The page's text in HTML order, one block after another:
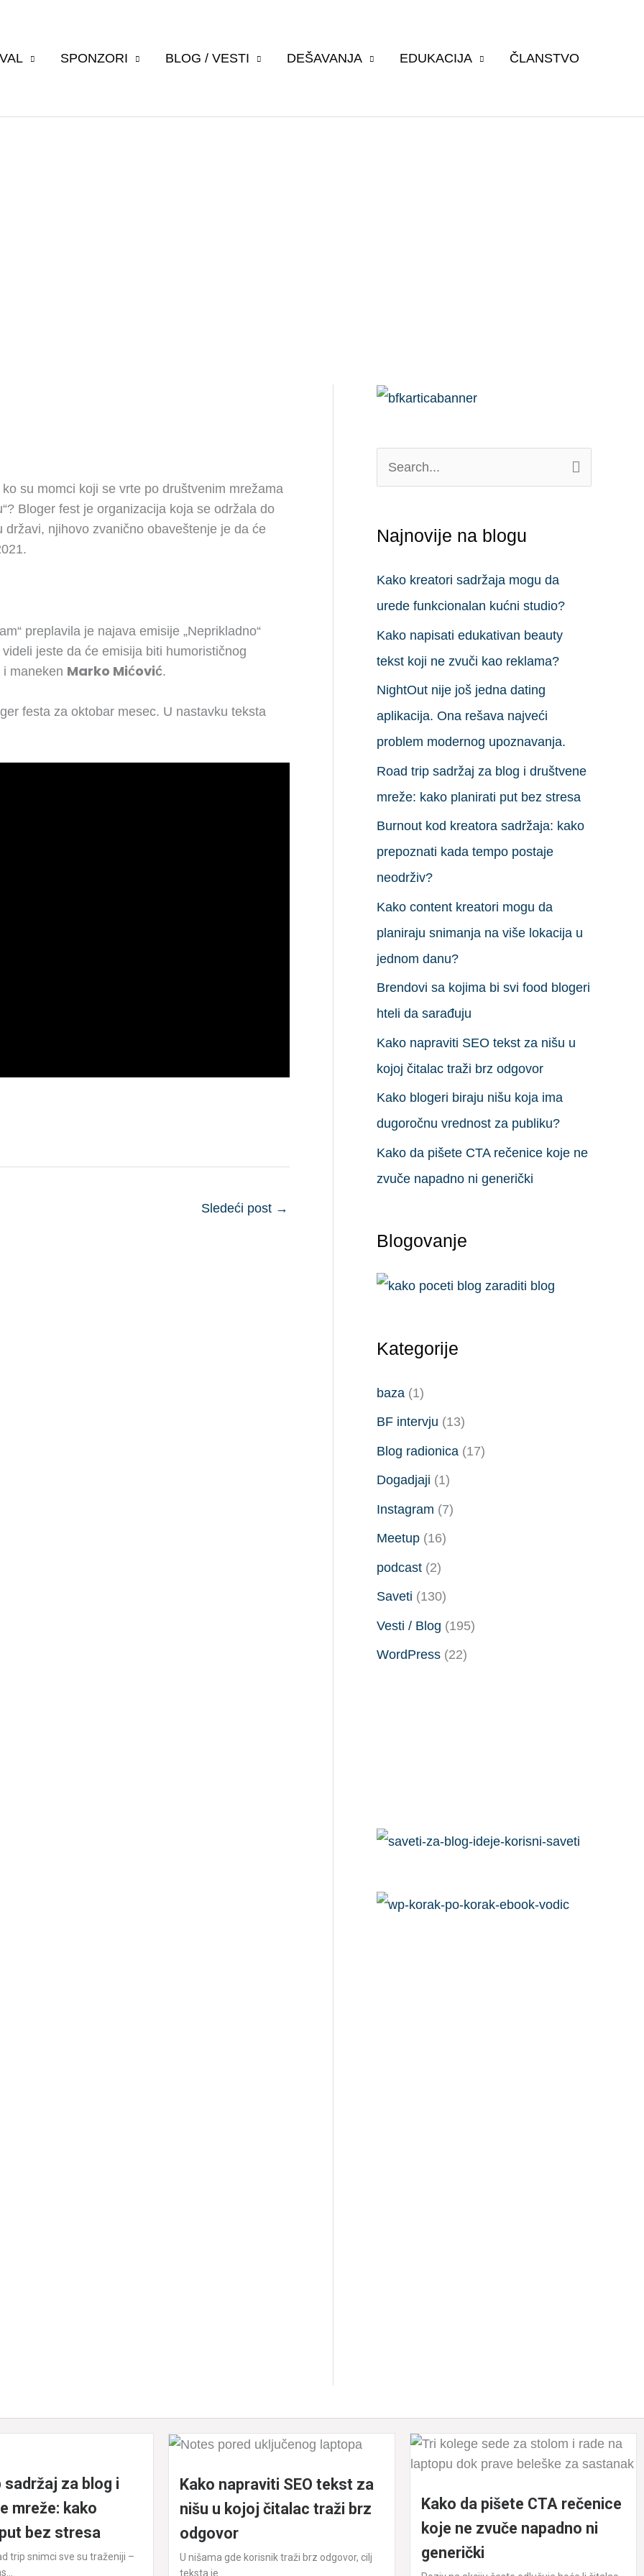
SPONZORI BLOG / VESTI DEŠAVANJA EDUKACIJA ČLANSTVO
su momci koji se vrte po društvenim mrežama
Bloger fest je organizacija koja se održala do
njihovo zvanično obaveštenje je da će
preplavila je najava emisije „Neprikladno“
jeste da će emisija biti humorističnog
i maneken Marko Mićović.
festa za oktobar mesec. U nastavku teksta
Sledeći post →
р
а
Najnovije na blogu
Kako kreatori sadržaja mogu da
urede funkcionalan kućni studio?
Kako napisati edukativan beauty
tekst koji ne zvuči kao reklama?
NightOut nije još jedna dating
aplikacija. Ona rešava najveći
problem modernog upoznavanja.
Road trip sadržaj za blog i društvene
mreže: kako planirati put bez stresa
Burnout kod kreatora sadržaja: kako
prepoznati kada tempo postaje
neodrživ?
Kako content kreatori mogu da
planiraju snimanja na više lokacija u
jednom danu?
Brendovi sa kojima bi svi food blogeri
hteli da sarađuju
Kako napraviti SEO tekst za nišu u
kojoj čitalac traži brz odgovor
Kako blogeri biraju nišu koja ima
dugoročnu vrednost za publiku?
Kako da pišete CTA rečenice koje ne
zvuče napadno ni generički
Blogovanje
Kategorije
baza (1)
BF intervju (13)
Blog radionica (17)
Dogadjaji (1)
Instagram (7)
Meetup (16)
podcast (2)
Saveti (130)
Vesti / Blog (195)
WordPress (22)
sadržaj za blog i
mreže: kako
bez stresa
trip snimci sve su traženiji –
Kako napraviti SEO tekst za
nišu u kojoj čitalac traži brz
odgovor
U nišama gde korisnik traži brz odgovor, cilj
teksta je...
Kako da pišete CTA rečenice
koje ne zvuče napadno ni
generički